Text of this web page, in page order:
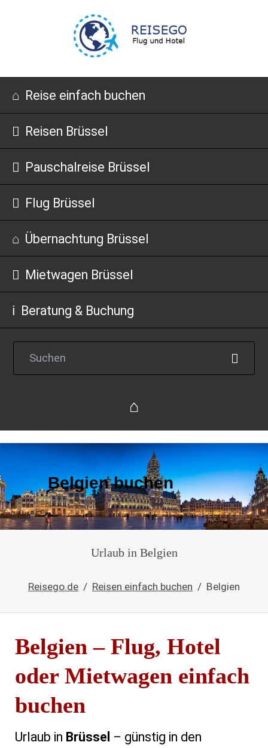
Navigation
Reise einfach buchen
Reisen Brüssel
Pauschalreise Brüssel
Flug Brüssel
Übernachtung Brüssel
Mietwagen Brüssel
Beratung & Buchung
Reise
einfach
buchen
Belgien buchen
Urlaub in Belgien
Reisego.de Reisen einfach buchen Belgien
Belgien – Flug, Hotel
oder Mietwagen einfach
buchen
Urlaub in Brüssel – günstig in den